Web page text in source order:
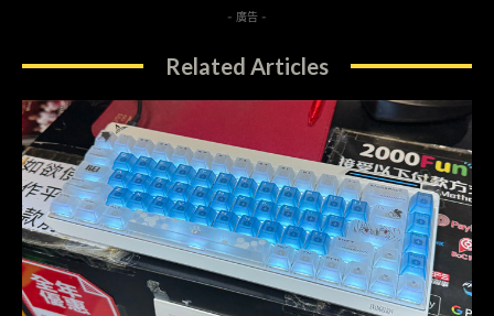
- 廣告 -
Related Articles